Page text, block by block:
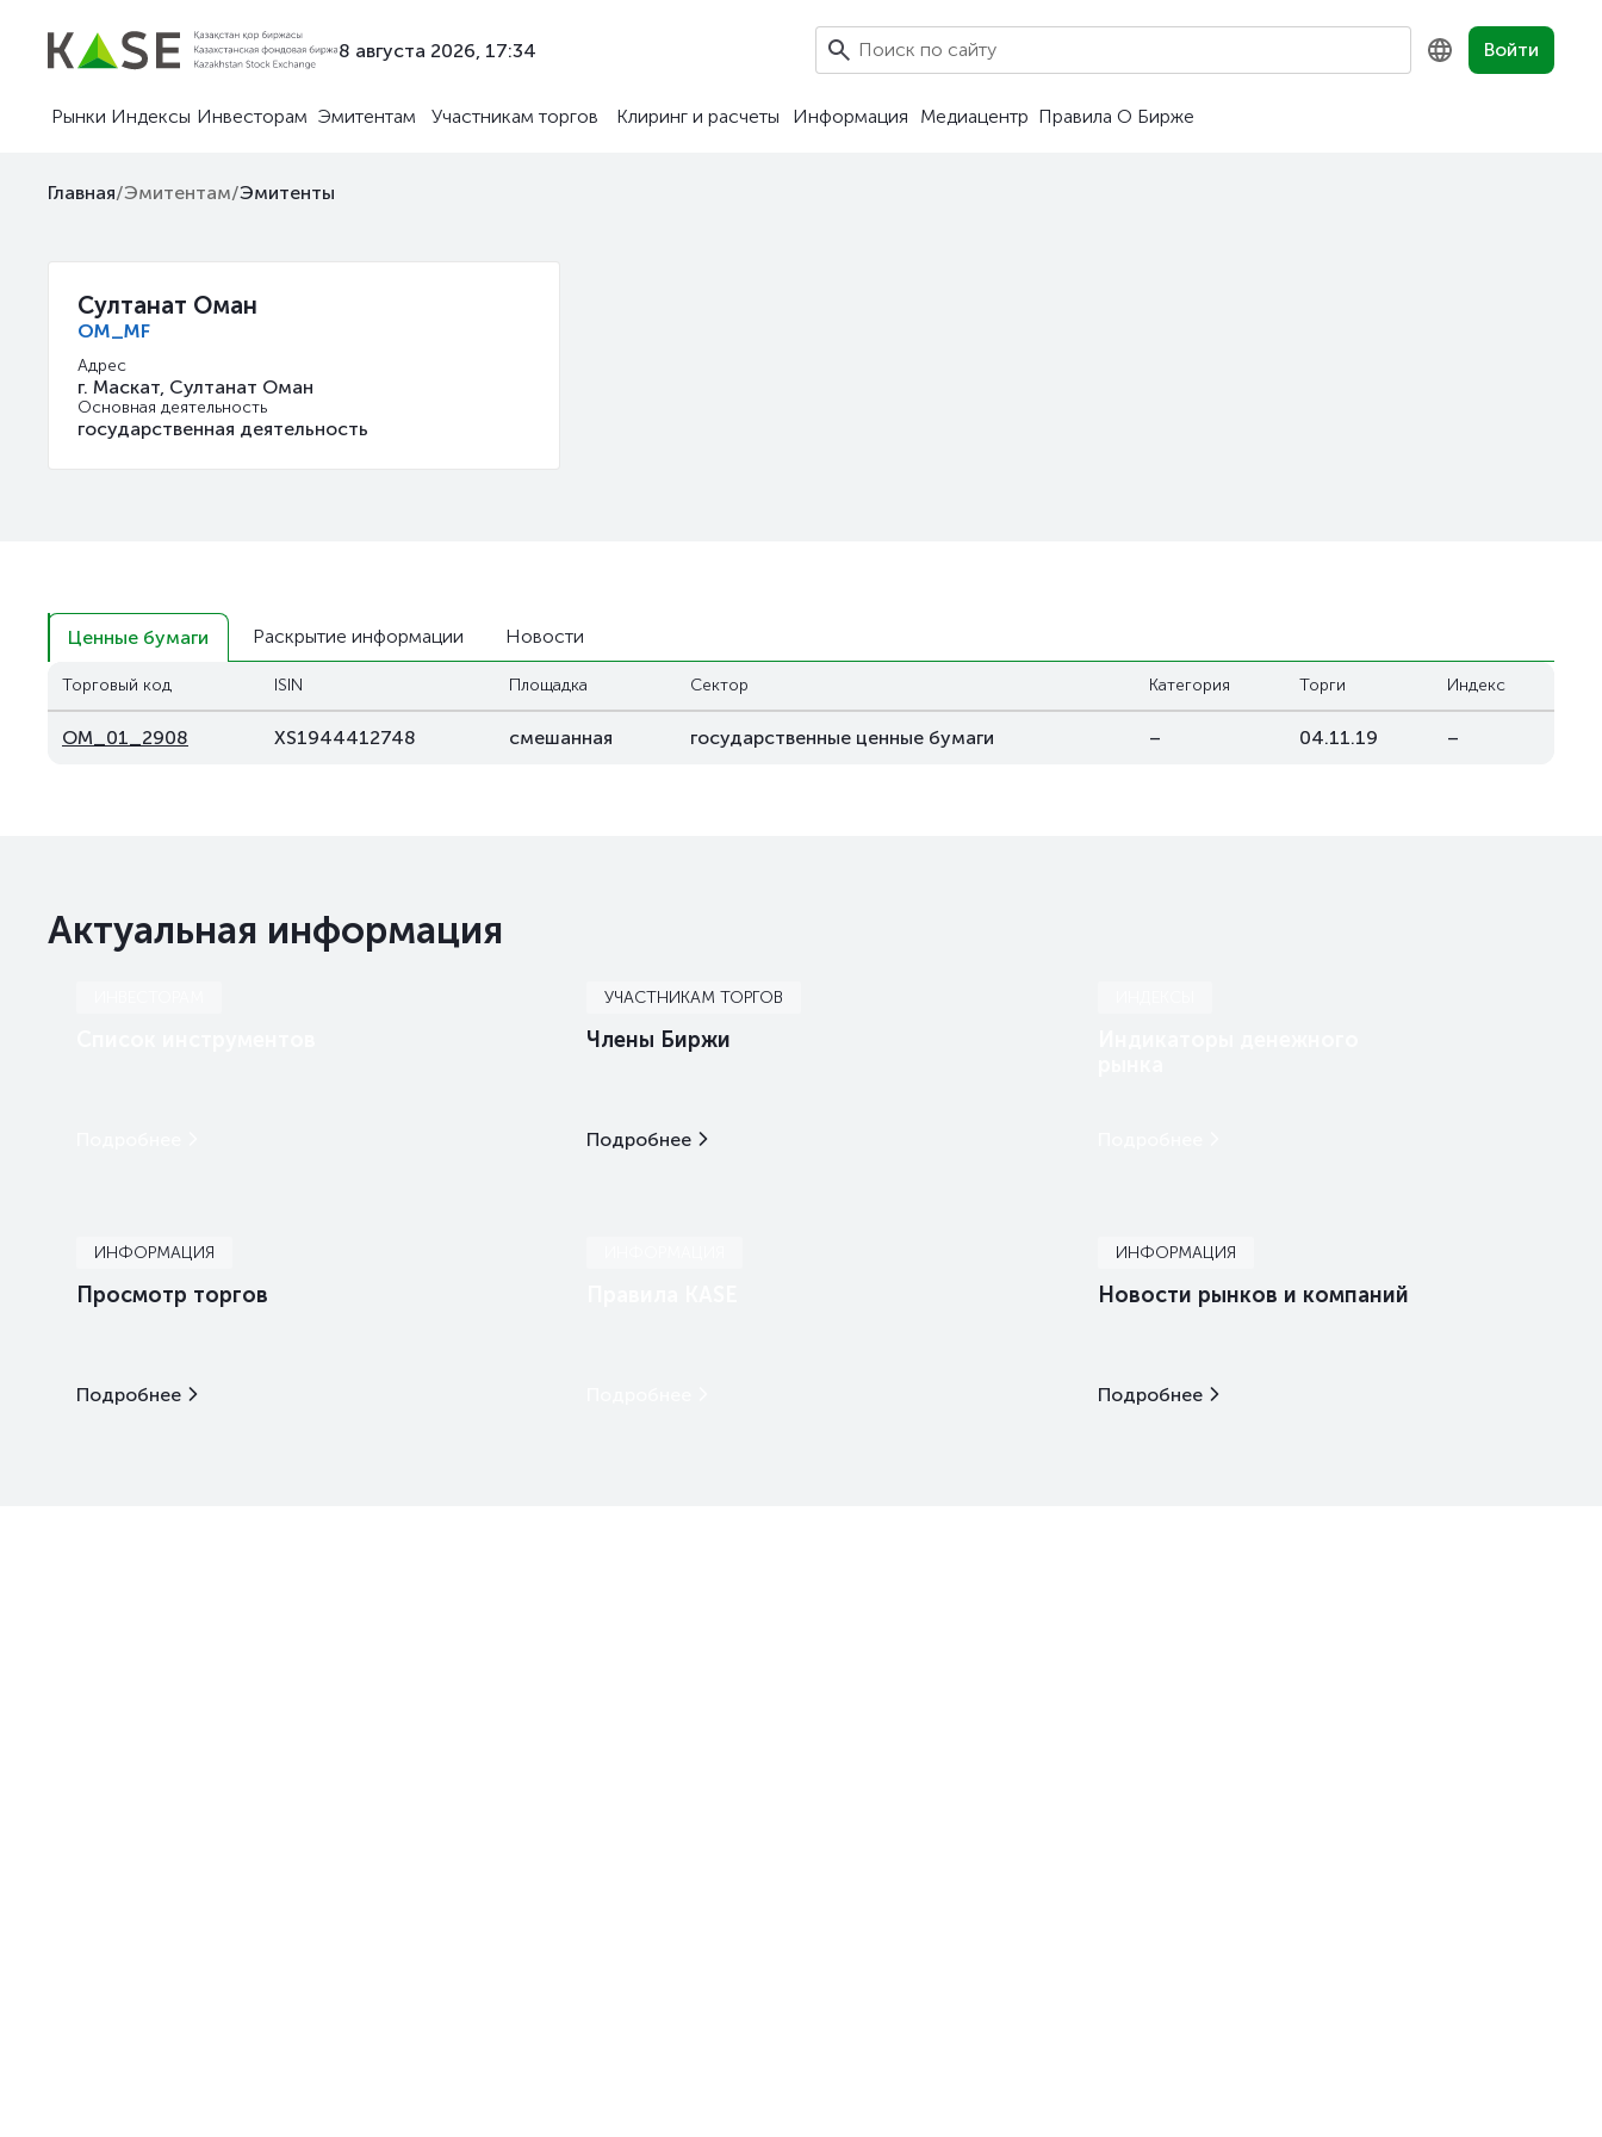
8 августа 2026, 17:34 Войти
Рынки Индексы Инвесторам Эмитентам Участникам торгов Клиринг и расчеты Информация Медиацентр Правила О Бирже
Главная/Эмитентам/Эмитенты
Султанат Оман
OM_MF
Адрес
г. Маскат, Султанат Оман
Основная деятельность
государственная деятельность
Ценные бумаги Раскрытие информации Новости
Торговый код ISIN Площадка Сектор Категория Торги Индекс
OM_01_2908 XS1944412748 смешанная государственные ценные бумаги – 04.11.19 –
Актуальная информация
УЧАСТНИКАМ ТОРГОВ
Члены Биржи
Подробнее
ИНФОРМАЦИЯ
Просмотр торгов
Подробнее
ИНФОРМАЦИЯ
Новости рынков и компаний
Подробнее